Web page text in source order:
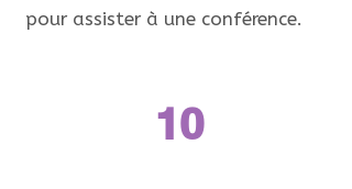
pour assister à une conférence.
10